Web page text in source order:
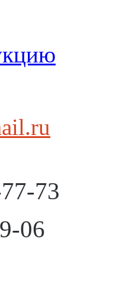
73
06